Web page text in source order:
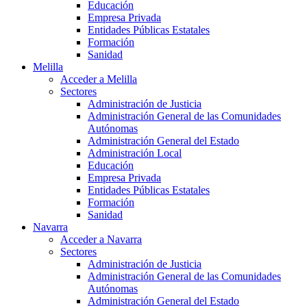
Educación
Empresa Privada
Entidades Públicas Estatales
Formación
Sanidad
Melilla
Acceder a Melilla
Sectores
Administración de Justicia
Administración General de las Comunidades
Autónomas
Administración General del Estado
Administración Local
Educación
Empresa Privada
Entidades Públicas Estatales
Formación
Sanidad
Navarra
Acceder a Navarra
Sectores
Administración de Justicia
Administración General de las Comunidades
Autónomas
Administración General del Estado